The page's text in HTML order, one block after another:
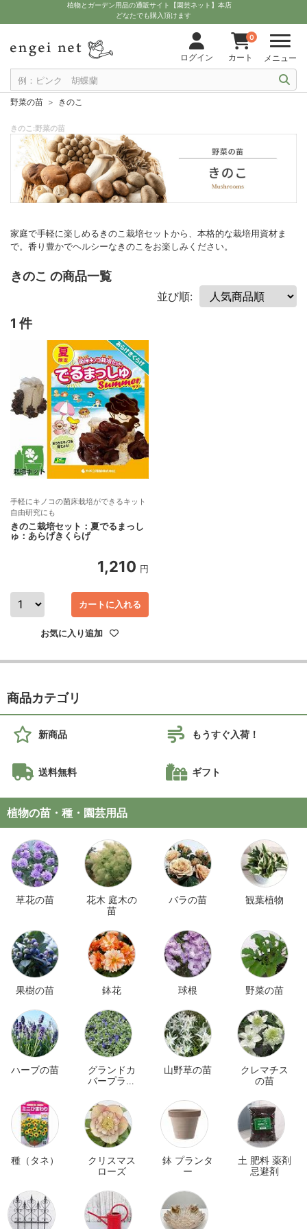
植物とガーデン用品の通販サイト【園芸ネット】本店
どなたでも購入頂けます
ログイン
0
カート メニュー
野菜の苗 きのこ
きのこ:野菜の苗
家庭で手軽に楽しめるきのこ栽培セットから、本格的な栽培用資材ま
で。香り豊かでヘルシーなきのこをお楽しみください。
きのこ の商品一覧
並び順:
1 件
手軽にキノコの菌床栽培ができるキット
自由研究にも
きのこ栽培セット：夏でるまっし
ゅ：あらげきくらげ
1,210 円
カートに入れる
お気に入り追加
商品カテゴリ
新商品 もうすぐ入荷！
送料無料 ギフト
植物の苗・種・園芸用品
草花の苗
花木 庭木の
苗
バラの苗 観葉植物
果樹の苗 鉢花 球根 野菜の苗
ハーブの苗
グランドカ
バープラン
山野草の苗
クレマチス
の苗
種（タネ）
クリスマス
ローズ
鉢 プランタ
ー
土 肥料 薬剤
忌避剤